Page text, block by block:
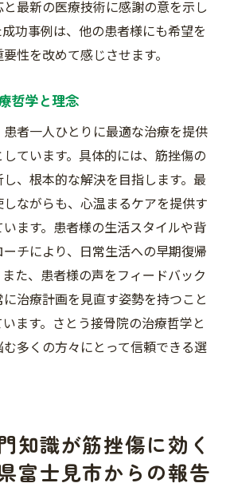
最新の医療技術に感謝の意を示し
功事例は、他の患者様にも希望を
性を改めて感じさせます。
哲学と理念
者一人ひとりに最適な治療を提供
ています。具体的には、筋挫傷の
、根本的な解決を目指します。最
ながらも、心温まるケアを提供す
ます。患者様の生活スタイルや背
チにより、日常生活への早期復帰
た、患者様の声をフィードバック
治療計画を見直す姿勢を持つこと
ます。さとう接骨院の治療哲学と
多くの方々にとって信頼できる選
知識が筋挫傷に効く
富士見市からの報告